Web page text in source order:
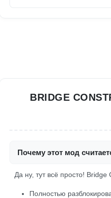
BRIDGE
Почему этот мод
Да ну, тут всё просто!
Полностью